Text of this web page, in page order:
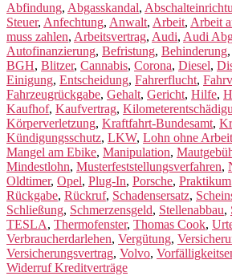
Abfindung, Abgasskandal,
Steuer, Anfechtung, Anwalt, Arbeit, Arbeit
muss zahlen, Arbeitsvertrag, Audi, Audi
Autofinanzierung, Befristung, Behinderung,
BGH, Blitzer, Cannabis, Corona, Diesel,
Einigung, Entscheidung, Fahrerflucht,
Fahrzeugrückgabe, Gehalt, Gericht, Hilfe,
Kaufhof, Kaufvertrag,
Körperverletzung, Kraftfahrt-Bundesamt,
Kündigungsschutz, LKW, Lohn ohne Arbeit
Mangel am Ebike, Manipulation,
Mindestlohn, Musterfeststellungsverfahren,
Oldtimer, Opel, Plug-In, Porsche, Praktikum
Rückgabe, Rückruf, Schadensersatz,
Schließung, Schmerzensgeld, Stellenabbau,
TESLA, Thermofenster, Thomas Cook,
Verbraucherdarlehen, Vergütung,
Versicherungsvertrag, Volvo,
Widerruf Kreditverträge